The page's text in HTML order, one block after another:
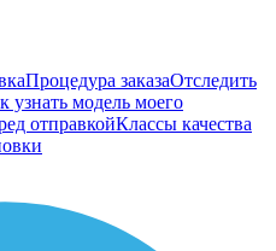
Процедура заказаОтследить
узнать модель моего
отправкойКлассы качества